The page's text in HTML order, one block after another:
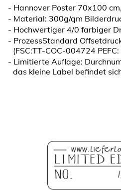
Hannover Poster 70x100
Material: 300g/qm
Hochwertiger 4/0 farbiger
ProzessStandard
(FSC:TT-COC-004724
Limitierte Auflage:
das kleine Label befindet